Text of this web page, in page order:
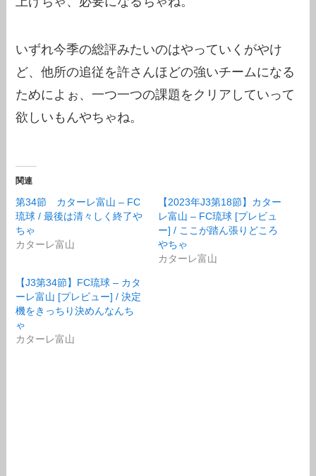
いずれ今季の総評みたいのはやっていくがやけ
ど、他所の追従を許さんほどの強いチームになる
ためによぉ、一つ一つの課題をクリアしていって
欲しいもんやちゃね。
関連
第34節 カターレ富山 – FC
琉球 / 最後は清々しく終了や
ちゃ
カターレ富山
【2023年J3第18節】カター
レ富山 – FC琉球 [プレビュ
ー] / ここが踏ん張りどころ
やちゃ
カターレ富山
【J3第34節】FC琉球 – カタ
ーレ富山 [プレビュー] / 決定
機をきっちり決めんなんち
ゃ
カターレ富山